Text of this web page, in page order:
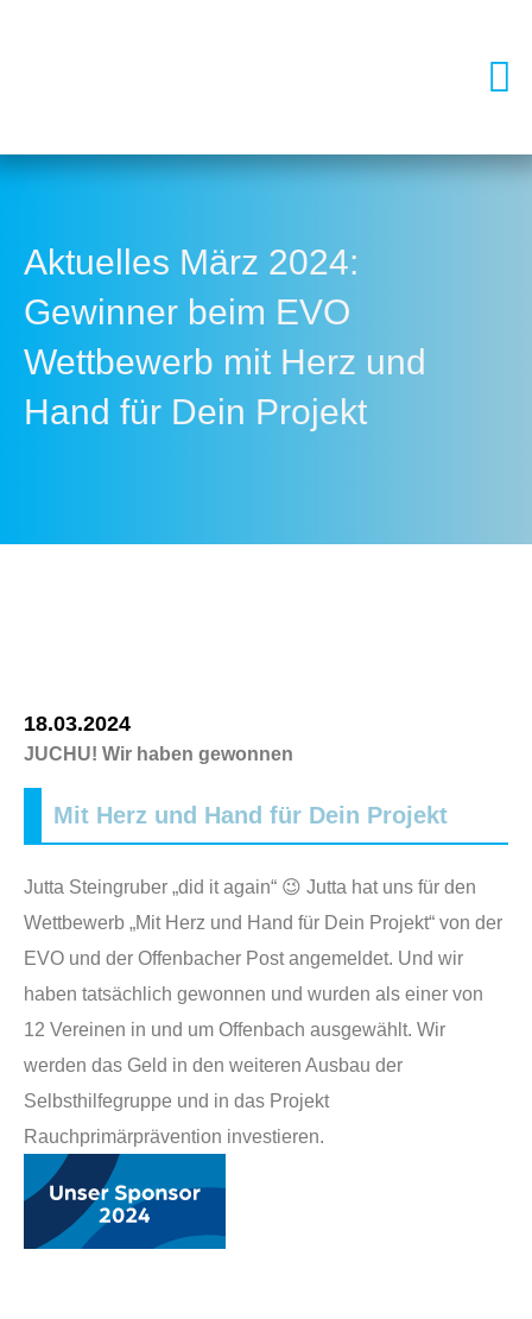
Aktuelles März 2024:
Gewinner beim EVO
Wettbewerb mit Herz und
Hand für Dein Projekt
18.03.2024
JUCHU! Wir haben gewonnen
Mit Herz und Hand für Dein Projekt
Jutta Steingruber „did it again“ 😉 Jutta hat uns für den
Wettbewerb „Mit Herz und Hand für Dein Projekt“ von der
EVO und der Offenbacher Post angemeldet. Und wir
haben tatsächlich gewonnen und wurden als einer von
12 Vereinen in und um Offenbach ausgewählt. Wir
werden das Geld in den weiteren Ausbau der
Selbsthilfegruppe und in das Projekt
Rauchprimärprävention investieren.